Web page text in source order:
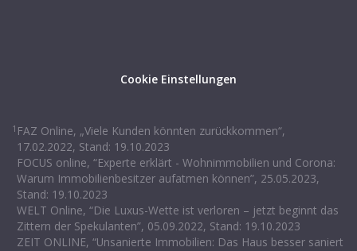
Cookie Einstellungen
1 FAZ Online, „Viele Kunden könnten zurückkommen“,
17.02.2022, Stand: 19.10.2023
FOCUS online, “Experte erklärt - Wohnimmobilien und Corona:
Warum Immobilienbesitzer aufatmen können”, 25.05.2023,
Stand: 19.10.2023
WELT Online, “Die Luxus-Wette ist verloren – jetzt beginnt das
Zittern der Spekulanten”, 05.09.2022, Stand: 19.10.2023
ZEIT ONLINE, “Unsanierte Immobilien: Das Haus besser saniert